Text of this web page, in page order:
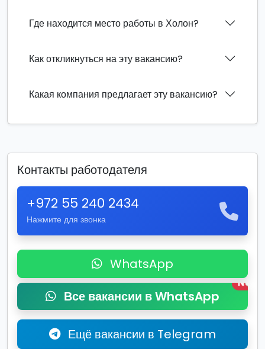
Где находится место работы в Холон?
Как откликнуться на эту вакансию?
Какая компания предлагает эту вакансию?
Контакты работодателя
+972 55 240 2434
Нажмите для звонка
WhatsApp
Все вакансии в WhatsApp
New
Ещё вакансии в Telegram